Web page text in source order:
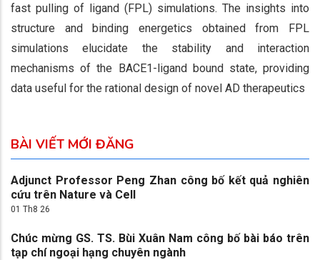
fast pulling of ligand (FPL) simulations. The insights into
structure and binding energetics obtained from FPL
simulations elucidate the stability and interaction
mechanisms of the BACE1-ligand bound state, providing
data useful for the rational design of novel AD therapeutics
BÀI VIẾT MỚI ĐĂNG
Adjunct Professor Peng Zhan công bố kết quả nghiên
cứu trên Nature và Cell
01 Th8 26
Chúc mừng GS. TS. Bùi Xuân Nam công bố bài báo trên
tạp chí ngoại hạng chuyên ngành